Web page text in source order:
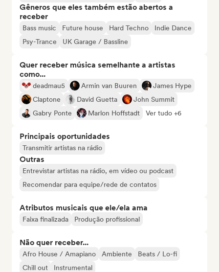
Gêneros que eles também estão abertos a
receber
Bass music Future house Hard Techno
Indie Dance
Psy-Trance
UK Garage / Bassline
Quer receber música semelhante a artistas
como...
deadmau5 Armin van Buuren
James Hype
Claptone
David Guetta
John Summit
Gabry Ponte
Marlon Hoffstadt Ver tudo +6
Principais oportunidades
Transmitir artistas na rádio
Outras
Entrevistar artistas na rádio, em vídeo ou podcast
Recomendar para equipe/rede de contatos
Atributos musicais que ele/ela ama
Faixa finalizada Produção profissional
Não quer receber...
Afro House / Amapiano Ambiente
Beats / Lo-fi
Chill out
Instrumental